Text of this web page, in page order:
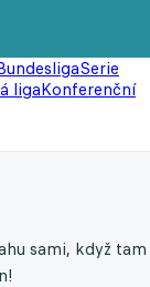
Serie
ligaKonferenční
sami, když tam